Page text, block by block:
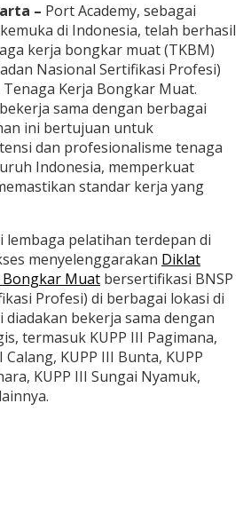
– Port Academy, sebagai
di Indonesia, telah berhasil
kerja bongkar muat (TKBM)
Nasional Sertifikasi Profesi)
Kerja Bongkar Muat.
sama dengan berbagai
ini bertujuan untuk
dan profesionalisme tenaga
Indonesia, memperkuat
standar kerja yang
lembaga pelatihan terdepan di
menyelenggarakan Diklat
Bongkar Muat bersertifikasi BNSP
Profesi) di berbagai lokasi di
bekerja sama dengan
termasuk KUPP III Pagimana,
Calang, KUPP III Bunta, KUPP
KUPP III Sungai Nyamuk,